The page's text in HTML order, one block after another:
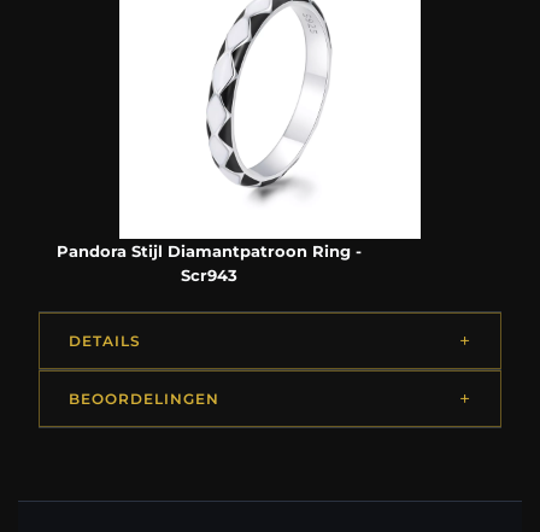
Pandora Stijl Diamantpatroon Ring -
Scr943
DETAILS
BEOORDELINGEN